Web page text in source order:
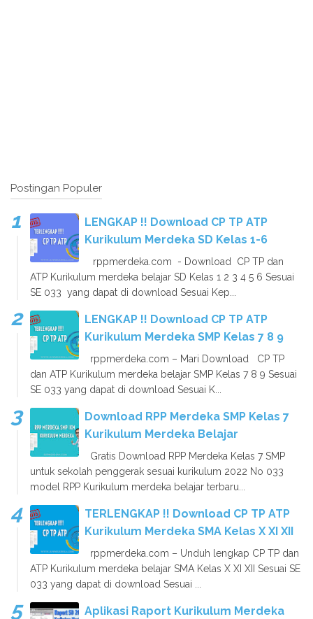
Postingan Populer
LENGKAP !! Download CP TP ATP
Kurikulum Merdeka SD Kelas 1-6
rppmerdeka.com - Download CP TP dan
ATP Kurikulum merdeka belajar SD Kelas 1 2 3 4 5 6 Sesuai
SE 033 yang dapat di download Sesuai Kep...
LENGKAP !! Download CP TP ATP
Kurikulum Merdeka SMP Kelas 7 8 9
rppmerdeka.com – Mari Download CP TP
dan ATP Kurikulum merdeka belajar SMP Kelas 7 8 9 Sesuai
SE 033 yang dapat di download Sesuai K...
Download RPP Merdeka SMP Kelas 7
Kurikulum Merdeka Belajar
Gratis Download RPP Merdeka Kelas 7 SMP
untuk sekolah penggerak sesuai kurikulum 2022 No 033
model RPP Kurikulum merdeka belajar terbaru...
TERLENGKAP !! Download CP TP ATP
Kurikulum Merdeka SMA Kelas X XI XII
rppmerdeka.com – Unduh lengkap CP TP dan
ATP Kurikulum merdeka belajar SMA Kelas X XI XII Sesuai SE
033 yang dapat di download Sesuai ...
Aplikasi Raport Kurikulum Merdeka